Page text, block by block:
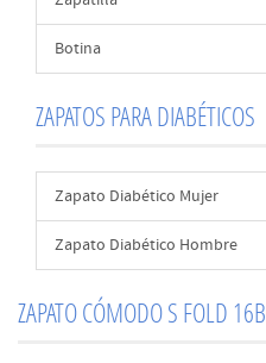
Botina
ZAPATOS PARA DIABÉTICOS
Zapato Diabético Mujer
Zapato Diabético Hombre
ZAPATO CÓMODO S FOLD 16B